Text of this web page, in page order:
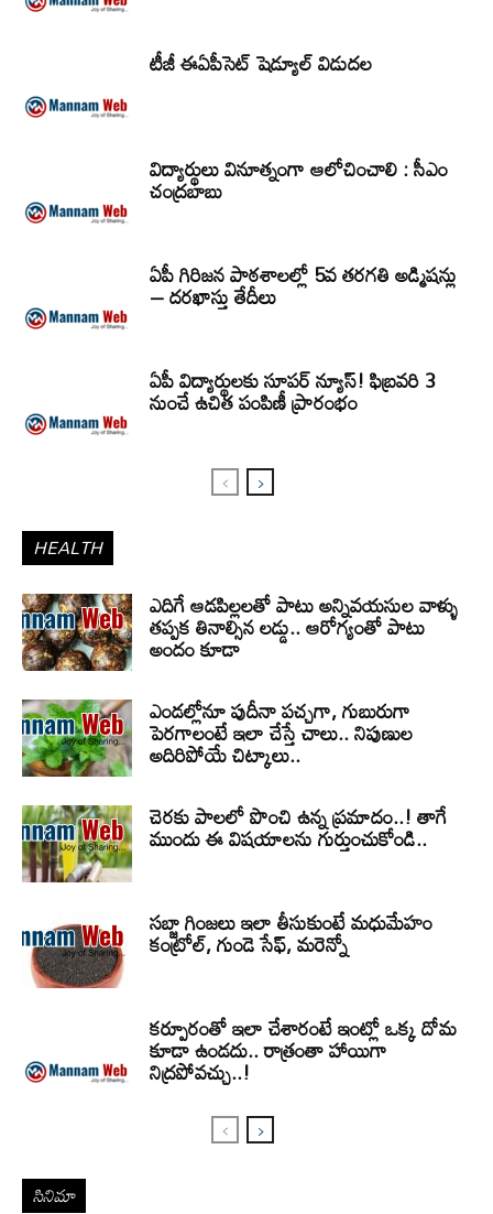
టీజీ ఈఏపీసెట్‌ షెడ్యూల్‌ విడుదల
విద్యార్థులు వినూత్నంగా ఆలోచించాలి : సీఎం
చంద్రబాబు
ఏపీ గిరిజన పాఠశాలల్లో 5వ తరగతి అడ్మిషన్లు
– దరఖాస్తు తేదీలు
ఏపీ విద్యార్థులకు సూపర్ న్యూస్! ఫిబ్రవరి 3
నుంచే ఉచిత పంపిణీ ప్రారంభం
HEALTH
ఎదిగే ఆడపిల్లలతో పాటు అన్నివయసుల వాళ్ళు
తప్పక తినాల్సిన లడ్డు.. ఆరోగ్యంతో పాటు
అందం కూడా
ఎండల్లోనూ పుదీనా పచ్చగా, గుబురుగా
పెరగాలంటే ఇలా చేస్తే చాలు.. నిపుణుల
అదిరిపోయే చిట్కాలు..
చెరకు పాలలో పొంచి ఉన్న ప్రమాదం..! తాగే
ముందు ఈ విషయాలను గుర్తుంచుకోండి..
సబ్జా గింజలు ఇలా తీసుకుంటే మధుమేహం
కంట్రోల్, గుండె సేఫ్, మరెన్నో
కర్పూరంతో ఇలా చేశారంటే ఇంట్లో ఒక్క దోమ
కూడా ఉండదు.. రాత్రంతా హాయిగా
నిద్రపోవచ్చు..!
సినిమా